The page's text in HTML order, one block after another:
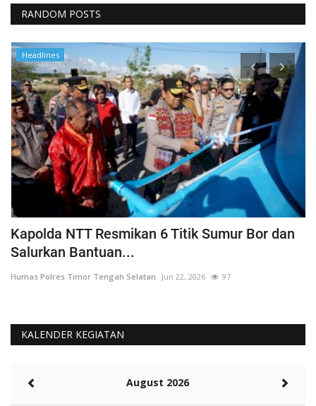
RANDOM POSTS
Headlines
Kapolda NTT Resmikan 6 Titik Sumur Bor dan
Salurkan Bantuan...
Humas Polres Timor Tengah Selatan Jun 22, 2026 97
KALENDER KEGIATAN
August 2026